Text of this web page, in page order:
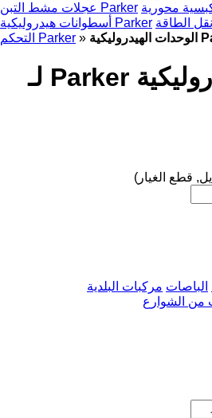
عجلات مشط التبن Parker
أسطوانات هيدروليكية Parker
التحكم Parker »
الوحدات الهيدروليكية Parker لـ
قطع الغيار)
الباصات مركبات البلدية
من الشوارع